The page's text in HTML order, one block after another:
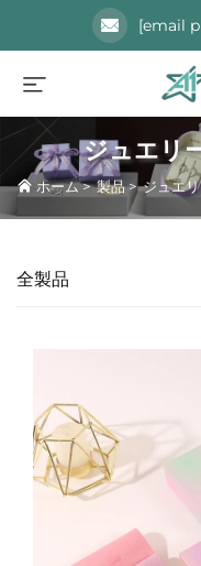
[email
ジュエリ
ホーム>製品>ジュエ
全製品